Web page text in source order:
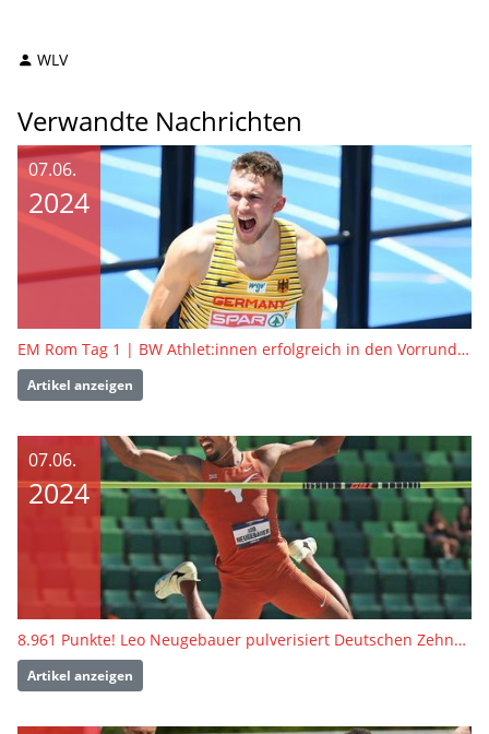
WLV
Verwandte Nachrichten
07.06.
2024
EM Rom Tag 1 | BW Athlet:innen erfolgreich in den Vorrunden
Artikel anzeigen
07.06.
2024
8.961 Punkte! Leo Neugebauer pulverisiert Deutschen Zehnkampf-Rekord
Artikel anzeigen